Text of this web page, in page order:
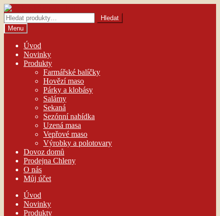
Přeskočit
na
navigaci
Přejít
k
obsahu
webu
Hledat:
Hledat
Menu
Úvod
Novinky
Produkty
Farmářské balíčky
Hovězí maso
Párky a klobásy
Salámy
Sekaná
Sezónní nabídka
Uzená masa
Vepřové maso
Výrobky a polotovary
Dovoz domů
Prodejna Chleny
O nás
Můj účet
Úvod
Novinky
Produkty